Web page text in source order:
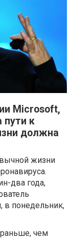
Microsoft,
пути к
должна
жизни
два года,
в понедельник,
чем